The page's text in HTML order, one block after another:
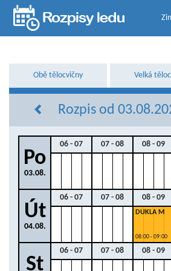
Obě tělocvičny Velká
Rozpis od
Po
03.08.
06 - 07 07 - 08 08 - 09
Út
04.08.
06 - 07 07 - 08 08 - 09
St
06 - 07 07 - 08 08 - 09
DUKLA M
08:00 - 09:00